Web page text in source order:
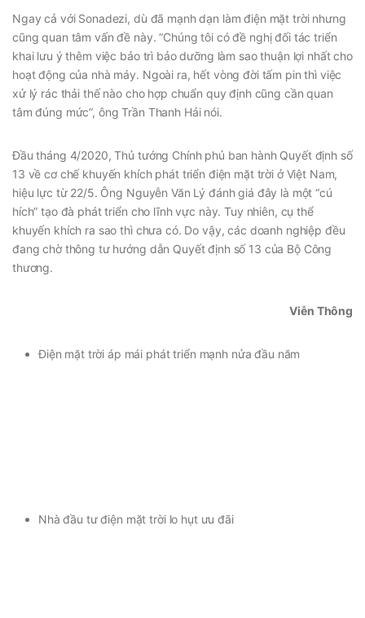
Ngay cả với Sonadezi, dù đã mạnh dạn làm điện mặt trời nhưng
cũng quan tâm vấn đề này. “Chúng tôi có đề nghị đối tác triển
khai lưu ý thêm việc bảo trì bảo dưỡng làm sao thuận lợi nhất cho
hoạt động của nhà máy. Ngoài ra, hết vòng đời tấm pin thì việc
xử lý rác thải thế nào cho hợp chuẩn quy định cũng cần quan
tâm đúng mức”, ông Trần Thanh Hải nói.
Đầu tháng 4/2020, Thủ tướng Chính phủ ban hành Quyết định số
13 về cơ chế khuyến khích phát triển điện mặt trời ở Việt Nam,
hiệu lực từ 22/5. Ông Nguyễn Văn Lý đánh giá đây là một “cú
hích” tạo đà phát triển cho lĩnh vực này. Tuy nhiên, cụ thể
khuyến khích ra sao thì chưa có. Do vậy, các doanh nghiệp đều
đang chờ thông tư hướng dẫn Quyết định số 13 của Bộ Công
thương.
Viễn Thông
Điện mặt trời áp mái phát triển mạnh nửa đầu năm
Nhà đầu tư điện mặt trời lo hụt ưu đãi